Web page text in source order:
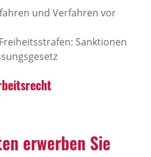
und Verfahren vor
Sanktionen
erwerben Sie